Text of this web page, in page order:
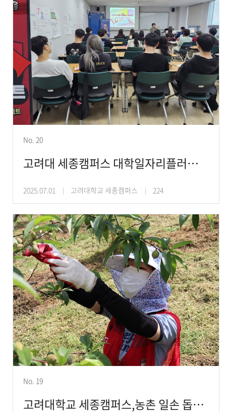
No. 20
고려대 세종캠퍼스 대학일자리플러스센터, 2025학년도 1학기 ‘고대와! 진로라이트’ 프로그
2025.07.01 고려대학교 세종캠퍼스 224
No. 19
고려대학교 세종캠퍼스,농촌 일손 돕기 등 다양한 사회공헌활동 전개